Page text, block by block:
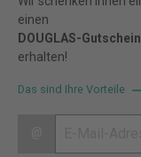
einen
DOUGLAS-Gutschein
erhalten!
Das sind Ihre Vorteile